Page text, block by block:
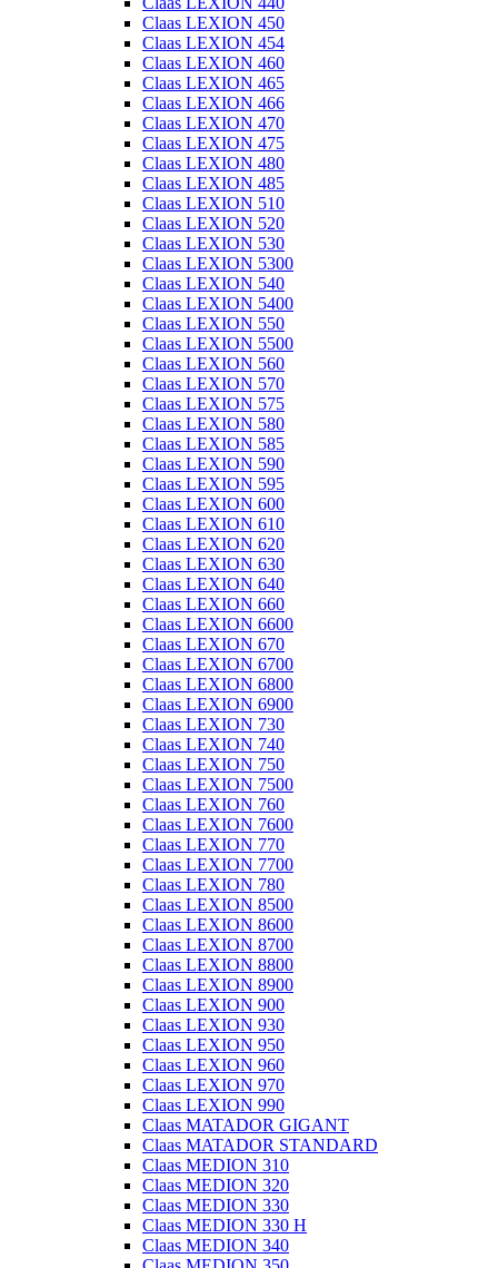
Claas LEXION 450
Claas LEXION 454
Claas LEXION 460
Claas LEXION 465
Claas LEXION 466
Claas LEXION 470
Claas LEXION 475
Claas LEXION 480
Claas LEXION 485
Claas LEXION 510
Claas LEXION 520
Claas LEXION 530
Claas LEXION 5300
Claas LEXION 540
Claas LEXION 5400
Claas LEXION 550
Claas LEXION 5500
Claas LEXION 560
Claas LEXION 570
Claas LEXION 575
Claas LEXION 580
Claas LEXION 585
Claas LEXION 590
Claas LEXION 595
Claas LEXION 600
Claas LEXION 610
Claas LEXION 620
Claas LEXION 630
Claas LEXION 640
Claas LEXION 660
Claas LEXION 6600
Claas LEXION 670
Claas LEXION 6700
Claas LEXION 6800
Claas LEXION 6900
Claas LEXION 730
Claas LEXION 740
Claas LEXION 750
Claas LEXION 7500
Claas LEXION 760
Claas LEXION 7600
Claas LEXION 770
Claas LEXION 7700
Claas LEXION 780
Claas LEXION 8500
Claas LEXION 8600
Claas LEXION 8700
Claas LEXION 8800
Claas LEXION 8900
Claas LEXION 900
Claas LEXION 930
Claas LEXION 950
Claas LEXION 960
Claas LEXION 970
Claas LEXION 990
Claas MATADOR GIGANT
Claas MATADOR STANDARD
Claas MEDION 310
Claas MEDION 320
Claas MEDION 330
Claas MEDION 330 H
Claas MEDION 340